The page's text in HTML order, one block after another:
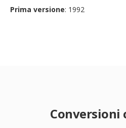
Prima versione: 1992
Conversioni